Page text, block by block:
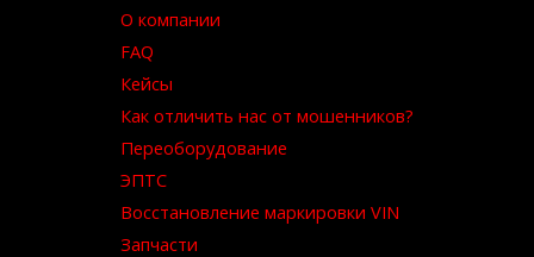
О компании
FAQ
Кейсы
Как отличить нас от мошенников?
Переоборудование
ЭПТС
Восстановление маркировки VIN
Запчасти